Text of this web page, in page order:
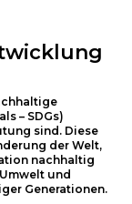
– SDGs)
sind. Diese
der Welt,
nachhaltig
und
Generationen.